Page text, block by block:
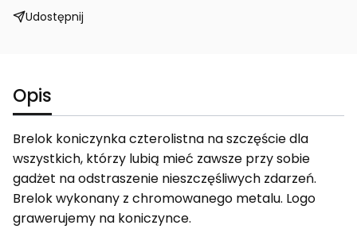
Udostępnij
Opis
Brelok koniczynka czterolistna na szczęście dla
wszystkich, którzy lubią mieć zawsze przy sobie
gadżet na odstraszenie nieszczęśliwych zdarzeń.
Brelok wykonany z chromowanego metalu. Logo
grawerujemy na koniczynce.